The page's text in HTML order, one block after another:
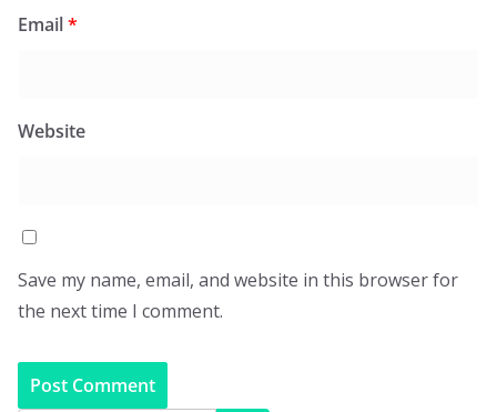
Email*
Website
Save my name, email, and website in this browser for
the next time I comment.